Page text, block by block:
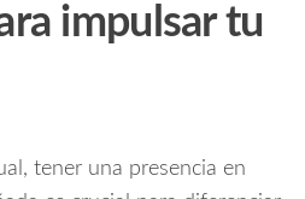
impulsar tu
tener una presencia en